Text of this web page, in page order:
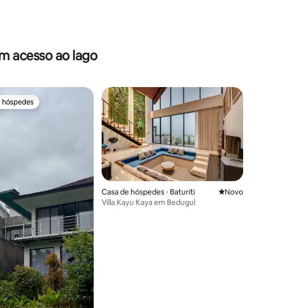
acesso ao lago
de 5, 47 avaliações
hóspedes
hóspedes
Casa de hóspedes ⋅ Baturiti Novo lugar para
Novo
Villa Kayu Kaya em Bedugul